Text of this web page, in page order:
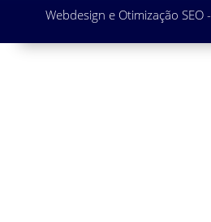
Webdesign e Otimização SEO-